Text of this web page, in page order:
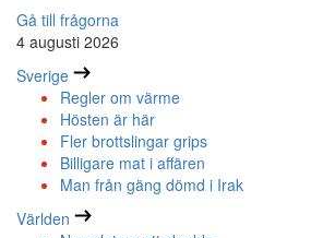
Gå till frågorna
4 augusti 2026
Sverige
Regler om värme
Hösten är här
Fler brottslingar grips
Billigare mat i affären
Man från gäng dömd i Irak
Världen